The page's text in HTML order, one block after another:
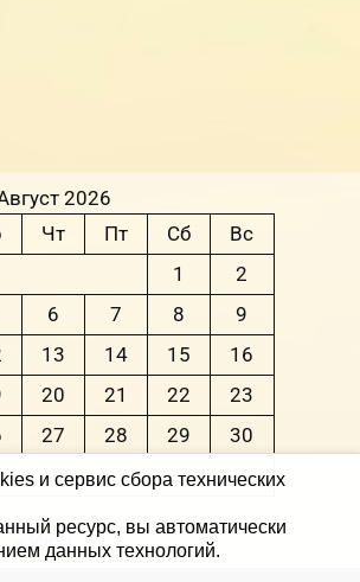
2026
Чт Пт Сб
Вс
1
2
6 7 8
9
13 14 15
16
20 21 22
23
27 28 29
30
« Июн
и сервис сбора технических
ресурс, вы автоматически
данных технологий.